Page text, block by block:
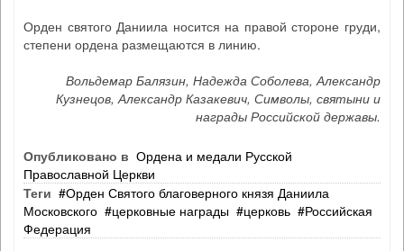
Орден святого Даниила носится на правой стороне груди,
степени ордена размещаются в линию.
Вольдемар Балязин, Надежда Соболева, Александр
Кузнецов, Александр Казакевич, Символы, святыни и
награды Российской державы.
Опубликовано в Ордена и медали Русской
Православной Церкви
Теги
Орден Святого благоверного князя Даниила
Московского
церковные награды церковь
Российская
Федерация